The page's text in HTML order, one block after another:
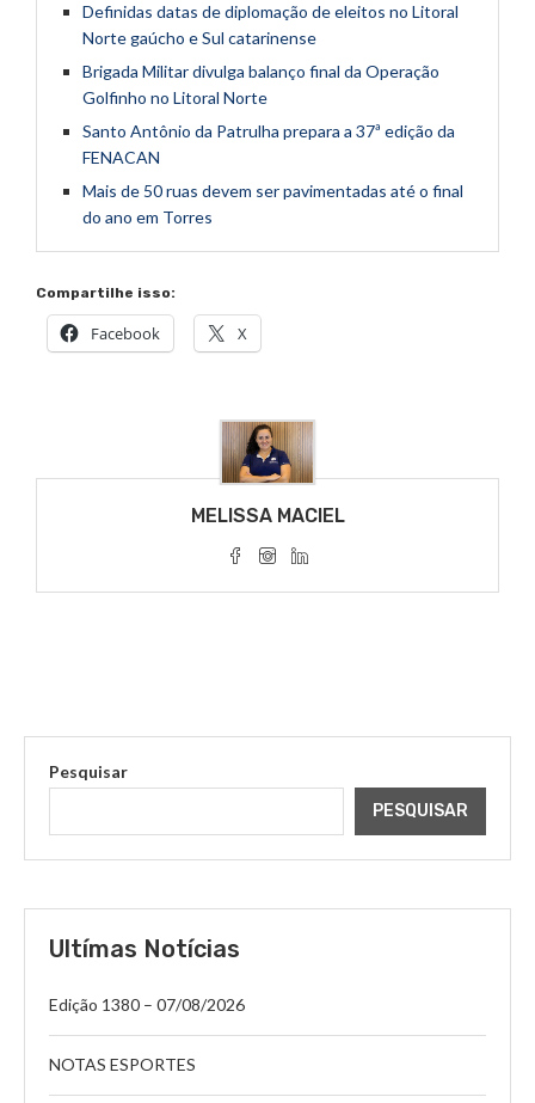
Definidas datas de diplomação de eleitos no Litoral
Norte gaúcho e Sul catarinense
Brigada Militar divulga balanço final da Operação
Golfinho no Litoral Norte
Santo Antônio da Patrulha prepara a 37ª edição da
FENACAN
Mais de 50 ruas devem ser pavimentadas até o final
do ano em Torres
Compartilhe isso:
Facebook X
MELISSA MACIEL
Pesquisar
PESQUISAR
Ultímas Notícias
Edição 1380 – 07/08/2026
NOTAS ESPORTES